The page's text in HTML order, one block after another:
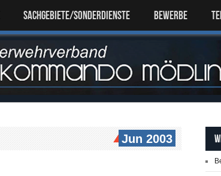
SACHGEBIETE/SONDERDIENSTE Bewerbe
Jun 2003